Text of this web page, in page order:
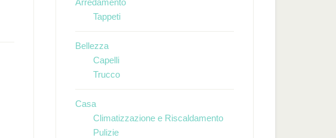
Arredamento
Tappeti
Bellezza
Capelli
Trucco
Casa
Climatizzazione e Riscaldamento
Pulizie